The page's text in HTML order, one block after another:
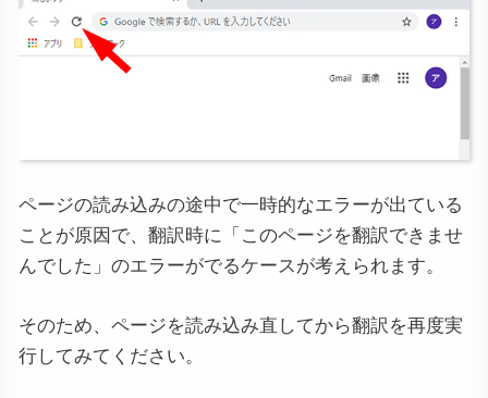
ページの読み込みの途中で一時的なエラーが出ている
ことが原因で、翻訳時に「このページを翻訳できませ
んでした」のエラーがでるケースが考えられます。
そのため、ページを読み込み直してから翻訳を再度実
行してみてください。